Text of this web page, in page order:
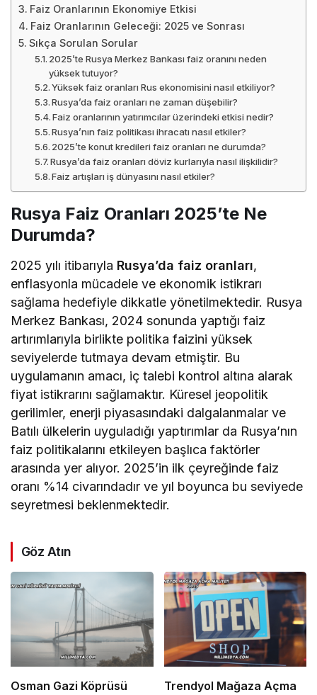
Faiz Oranlarının Ekonomiye Etkisi
Faiz Oranlarının Geleceği: 2025 ve Sonrası
Sıkça Sorulan Sorular
2025’te Rusya Merkez Bankası faiz oranını neden
yüksek tutuyor?
Yüksek faiz oranları Rus ekonomisini nasıl etkiliyor?
Rusya’da faiz oranları ne zaman düşebilir?
Faiz oranlarının yatırımcılar üzerindeki etkisi nedir?
Rusya’nın faiz politikası ihracatı nasıl etkiler?
2025’te konut kredileri faiz oranları ne durumda?
Rusya’da faiz oranları döviz kurlarıyla nasıl ilişkilidir?
Faiz artışları iş dünyasını nasıl etkiler?
Rusya Faiz Oranları 2025’te Ne
Durumda?
2025 yılı itibarıyla Rusya’da faiz oranları,
enflasyonla mücadele ve ekonomik istikrarı
sağlama hedefiyle dikkatle yönetilmektedir. Rusya
Merkez Bankası, 2024 sonunda yaptığı faiz
artırımlarıyla birlikte politika faizini yüksek
seviyelerde tutmaya devam etmiştir. Bu
uygulamanın amacı, iç talebi kontrol altına alarak
fiyat istikrarını sağlamaktır. Küresel jeopolitik
gerilimler, enerji piyasasındaki dalgalanmalar ve
Batılı ülkelerin uyguladığı yaptırımlar da Rusya’nın
faiz politikalarını etkileyen başlıca faktörler
arasında yer alıyor. 2025’in ilk çeyreğinde faiz
oranı %14 civarındadır ve yıl boyunca bu seviyede
seyretmesi beklenmektedir.
Göz Atın
Osman Gazi Köprüsü
Trendyol Mağaza Açma